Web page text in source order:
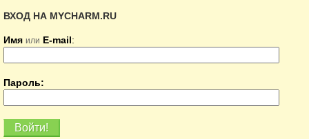
ВХОД НА MYCHARM.RU
Имя или E-mail:
Пароль: